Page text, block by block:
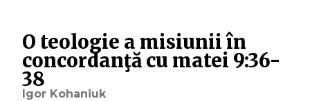
O teologie a misiunii în
concordanţă cu matei 9:36-
38
Igor Kohaniuk